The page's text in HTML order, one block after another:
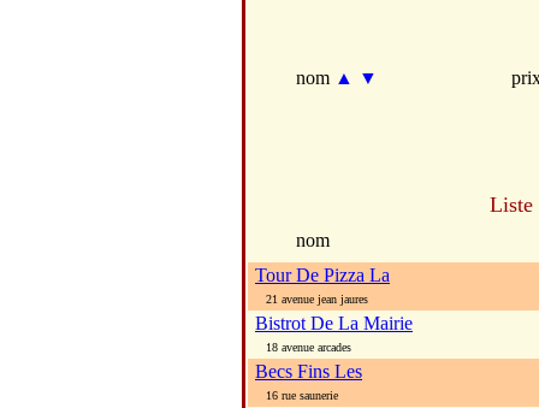
nom ▲ ▼
Liste
nom
Tour De Pizza La
21 avenue jean jaures
Bistrot De La Mairie
18 avenue arcades
Becs Fins Les
16 rue saunerie